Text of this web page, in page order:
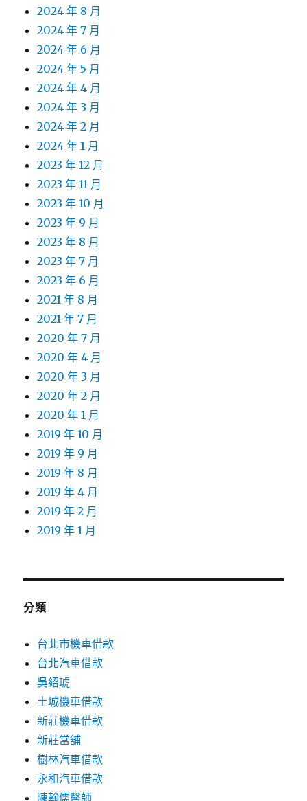
2024 年 8 月
2024 年 7 月
2024 年 6 月
2024 年 5 月
2024 年 4 月
2024 年 3 月
2024 年 2 月
2024 年 1 月
2023 年 12 月
2023 年 11 月
2023 年 10 月
2023 年 9 月
2023 年 8 月
2023 年 7 月
2023 年 6 月
2021 年 8 月
2021 年 7 月
2020 年 7 月
2020 年 4 月
2020 年 3 月
2020 年 2 月
2020 年 1 月
2019 年 10 月
2019 年 9 月
2019 年 8 月
2019 年 4 月
2019 年 2 月
2019 年 1 月
分類
台北市機車借款
台北汽車借款
吳紹琥
土城機車借款
新莊機車借款
新莊當舖
樹林汽車借款
永和汽車借款
陳翰儒醫師